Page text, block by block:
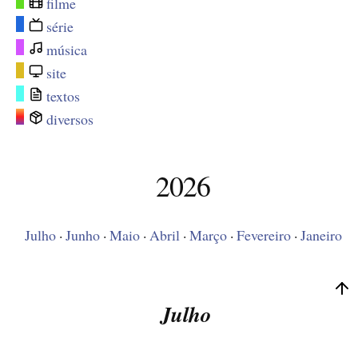
série
música
site
textos
diversos
2026
Julho· Junho· Maio· Abril · Março· Fevereiro· Janeiro
Julho